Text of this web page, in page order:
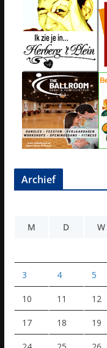
Archief
M
D W
3 4 5
10 11 12
17 18 19